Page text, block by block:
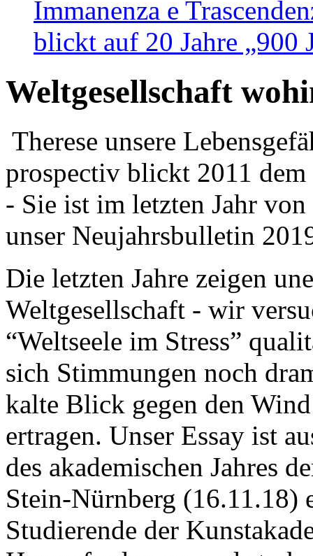
Immanenza e
blickt auf 20 Jahre „900
Weltgesellschaft
Therese unsere
prospectiv blickt 2011
- Sie ist im letzten Jahr
unser Neujahrsbulletin
Die letzten Jahre zeigen
Weltgesellschaft - wir
“Weltseele im Stress”
sich Stimmungen noch
kalte Blick gegen den
ertragen. Unser Essay ist
des akademischen Jahres
Stein-Nürnberg (16.11.18)
Studierende der